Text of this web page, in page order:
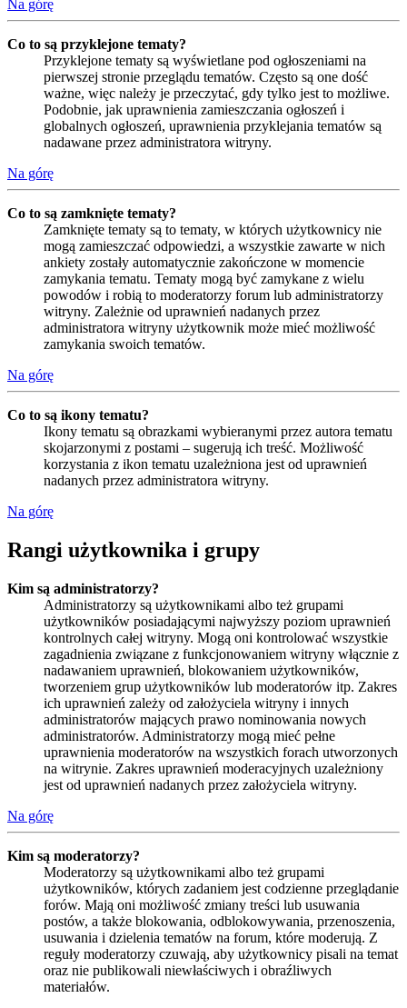
Na górę
Co to są przyklejone tematy?
Przyklejone tematy są wyświetlane pod ogłoszeniami na
pierwszej stronie przeglądu tematów. Często są one dość
ważne, więc należy je przeczytać, gdy tylko jest to możliwe.
Podobnie, jak uprawnienia zamieszczania ogłoszeń i
globalnych ogłoszeń, uprawnienia przyklejania tematów są
nadawane przez administratora witryny.
Na górę
Co to są zamknięte tematy?
Zamknięte tematy są to tematy, w których użytkownicy nie
mogą zamieszczać odpowiedzi, a wszystkie zawarte w nich
ankiety zostały automatycznie zakończone w momencie
zamykania tematu. Tematy mogą być zamykane z wielu
powodów i robią to moderatorzy forum lub administratorzy
witryny. Zależnie od uprawnień nadanych przez
administratora witryny użytkownik może mieć możliwość
zamykania swoich tematów.
Na górę
Co to są ikony tematu?
Ikony tematu są obrazkami wybieranymi przez autora tematu
skojarzonymi z postami – sugerują ich treść. Możliwość
korzystania z ikon tematu uzależniona jest od uprawnień
nadanych przez administratora witryny.
Na górę
Rangi użytkownika i grupy
Kim są administratorzy?
Administratorzy są użytkownikami albo też grupami
użytkowników posiadającymi najwyższy poziom uprawnień
kontrolnych całej witryny. Mogą oni kontrolować wszystkie
zagadnienia związane z funkcjonowaniem witryny włącznie z
nadawaniem uprawnień, blokowaniem użytkowników,
tworzeniem grup użytkowników lub moderatorów itp. Zakres
ich uprawnień zależy od założyciela witryny i innych
administratorów mających prawo nominowania nowych
administratorów. Administratorzy mogą mieć pełne
uprawnienia moderatorów na wszystkich forach utworzonych
na witrynie. Zakres uprawnień moderacyjnych uzależniony
jest od uprawnień nadanych przez założyciela witryny.
Na górę
Kim są moderatorzy?
Moderatorzy są użytkownikami albo też grupami
użytkowników, których zadaniem jest codzienne przeglądanie
forów. Mają oni możliwość zmiany treści lub usuwania
postów, a także blokowania, odblokowywania, przenoszenia,
usuwania i dzielenia tematów na forum, które moderują. Z
reguły moderatorzy czuwają, aby użytkownicy pisali na temat
oraz nie publikowali niewłaściwych i obraźliwych
materiałów.